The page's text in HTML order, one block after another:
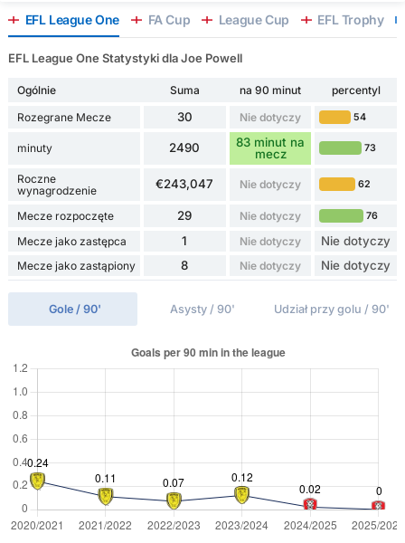
EFL League One FA Cup League Cup EFL Trophy
EFL League One Statystyki dla Joe Powell
Ogólnie Suma na 90 minut
percentyl
Rozegrane Mecze
30 Nie dotyczy 54
minuty 2490
83 minut na
mecz
73
Roczne
wynagrodzenie
€243,047 Nie dotyczy 62
Mecze rozpoczęte 29 Nie dotyczy 76
Mecze jako zastępca 1 Nie dotyczy Nie dotyczy
Mecze jako zastąpiony 8 Nie dotyczy Nie dotyczy
Gole / 90' Asysty / 90' Udział przy golu / 90'